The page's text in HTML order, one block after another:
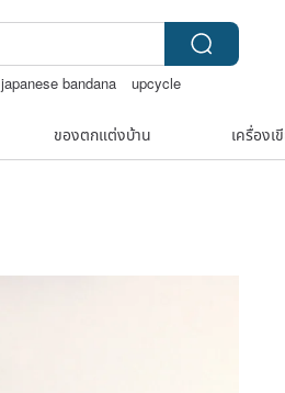
japanese bandana
upcycle
ของตกแต่งบ้าน เครื่องเ